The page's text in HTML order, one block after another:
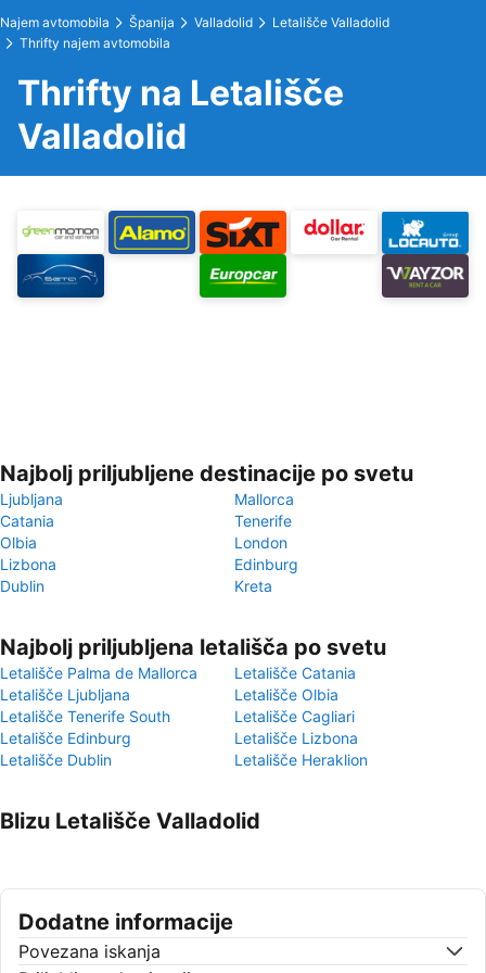
Najem avtomobila Španija Valladolid
Letališče Valladolid
Thrifty najem avtomobila
Thrifty na Letališče
Valladolid
Najbolj priljubljene destinacije po svetu
Ljubljana
Mallorca
Catania
Tenerife
Olbia
London
Lizbona
Edinburg
Dublin
Kreta
Najbolj priljubljena letališča po svetu
Letališče Palma de Mallorca
Letališče Catania
Letališče Ljubljana
Letališče Olbia
Letališče Tenerife South
Letališče Cagliari
Letališče Edinburg
Letališče Lizbona
Letališče Dublin
Letališče Heraklion
Blizu Letališče Valladolid
Dodatne informacije
Povezana iskanja